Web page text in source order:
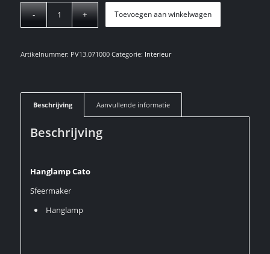
Toevoegen aan winkelwagen
Artikelnummer: PV13.071000 Categorie: Interieur
Beschrijving Aanvullende informatie
Beschrijving
Hanglamp Cato
Sfeermaker
Hanglamp